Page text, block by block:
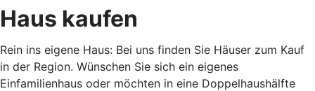
Haus kaufen
Rein ins eigene Haus: Bei uns finden Sie Häuser zum Kauf
in der Region. Wünschen Sie sich ein eigenes
Einfamilienhaus oder möchten in eine Doppelhaushälfte